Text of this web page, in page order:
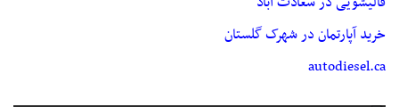
خرید آپارتمان در شهرک گلستان
autodiesel.ca